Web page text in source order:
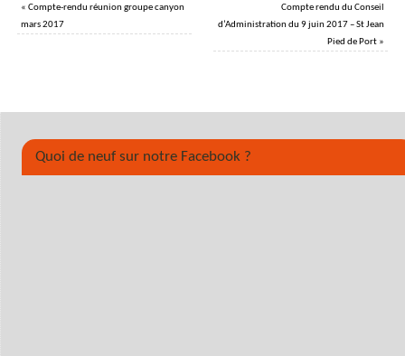
« Compte-rendu réunion groupe canyon
mars 2017
Compte rendu du Conseil
d’Administration du 9 juin 2017 – St Jean
Pied de Port »
Quoi de neuf sur notre Facebook ?